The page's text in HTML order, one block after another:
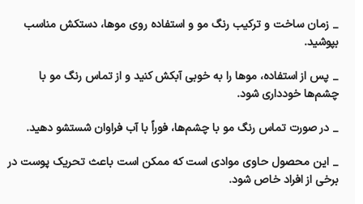
_ زمان ساخت و ترکیب رنگ مو و استفاده روی موها، دستکش مناسب
بپوشید.
_ پس از استفاده، موها را به خوبی آبکش کنید و از تماس رنگ مو با
چشم‌ها خودداری شود.
_ در صورت تماس رنگ مو با چشم‌ها، فوراً با آب فراوان شستشو دهید.
_ این محصول حاوی موادی است که ممکن است باعث تحریک پوست در
برخی از افراد خاص شود.